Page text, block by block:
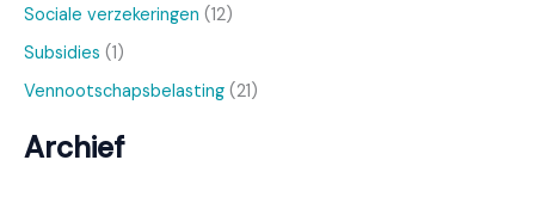
Sociale verzekeringen (12)
Subsidies (1)
Vennootschapsbelasting (21)
Archief